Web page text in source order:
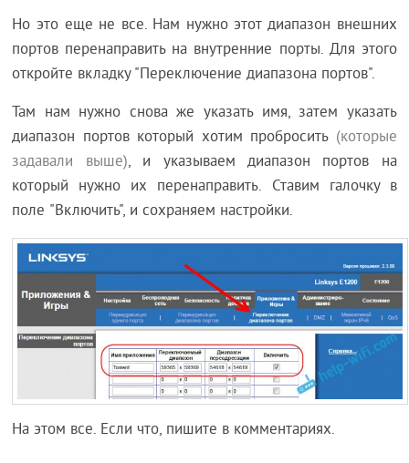
Но это еще не все. Нам нужно этот диапазон внешних
портов перенаправить на внутренние порты. Для этого
откройте вкладку "Переключение диапазона портов".
Там нам нужно снова же указать имя, затем указать
диапазон портов который хотим пробросить (которые
задавали выше), и указываем диапазон портов на
который нужно их перенаправить. Ставим галочку в
поле "Включить", и сохраняем настройки.
На этом все. Если что, пишите в комментариях.